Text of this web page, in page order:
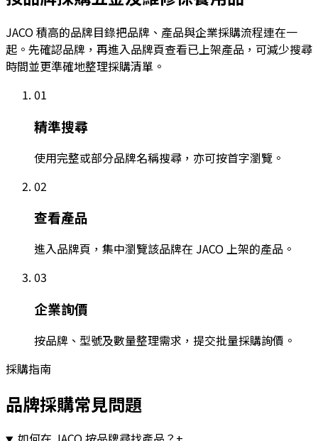
JACO 積高的品牌目錄把品牌、產品與企業採購流程連在一
起。先確認品牌，再進入品牌頁查看已上架產品，可減少搜尋
時間並更準確地整理採購清單。
01
精準搜尋
使用完整或部分品牌名稱搜尋，亦可按首字瀏覽。
02
查看產品
進入品牌頁，集中瀏覽該品牌在 JACO 上架的產品。
03
企業詢價
按品牌、型號及數量整理需求，提交批量採購詢價。
採購指南
品牌採購常見問題